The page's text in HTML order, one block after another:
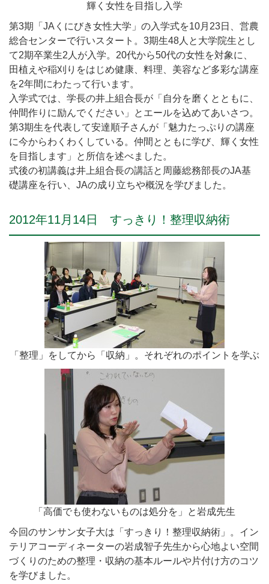
輝く女性を目指し入学
第3期「JAくにびき女性大学」の入学式を10月23日、営農
総合センターで行いスタート。3期生48人と大学院生とし
て2期卒業生2人が入学。20代から50代の女性を対象に、
田植えや稲刈りをはじめ健康、料理、美容など多彩な講座
を2年間にわたって行います。
入学式では、学長の井上組合長が「自分を磨くとともに、
仲間作りに励んでください」とエールを込めてあいさつ。
第3期生を代表して安達順子さんが「魅力たっぷりの講座
に今からわくわくしている。仲間とともに学び、輝く女性
を目指します」と所信を述べました。
式後の初講義は井上組合長の講話と周藤総務部長のJA基
礎講座を行い、JAの成り立ちや概況を学びました。
2012年11月14日 すっきり！整理収納術
「整理」をしてから「収納」。それぞれのポイントを学ぶ
「高価でも使わないものは処分を」と岩成先生
今回のサンサン女子大は「すっきり！整理収納術」。イン
テリアコーディネーターの岩成智子先生から心地よい空間
づくりのための整理・収納の基本ルールや片付け方のコツ
を学びました。